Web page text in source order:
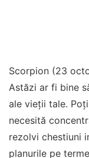
Scorpion (23
Astăzi ar fi bine
ale vieții tale.
necesită
rezolvi chestiuni
planurile pe